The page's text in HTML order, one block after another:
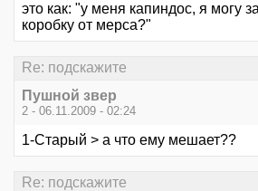
это как: "у меня капиндос, я могу
коробку от мерса?"
Re: подскажите
Пушной звер
2 - 06.11.2009 - 02:24
1-Старый > а что ему мешает??
Re: подскажите